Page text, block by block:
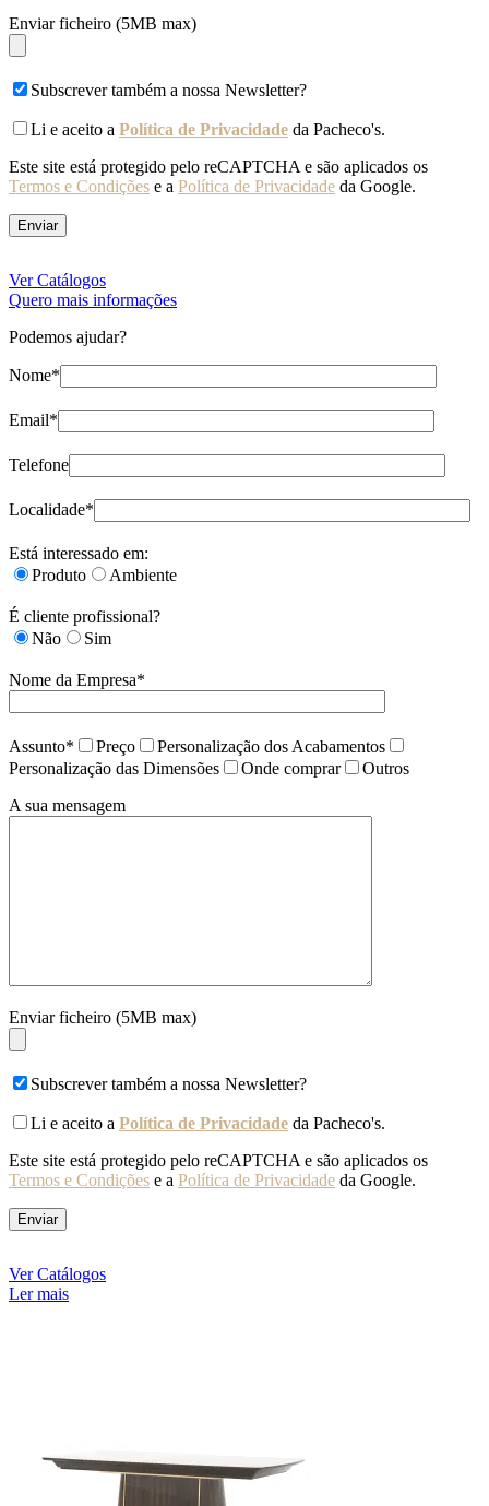
Enviar ficheiro (5MB max)
Subscrever também a nossa Newsletter?
Li e aceito a Política de Privacidade da Pacheco's.
Este site está protegido pelo reCAPTCHA e são aplicados os
Termos e Condições e a Política de Privacidade da Google.
Ver Catálogos
Quero mais informações
Podemos ajudar?
Nome*
Email*
Telefone
Localidade*
Está interessado em:
Produto
Ambiente
É cliente profissional?
Não
Sim
Nome da Empresa*
Assunto* Preço
Personalização dos Acabamentos
Personalização das Dimensões
Onde comprar
Outros
A sua mensagem
Enviar ficheiro (5MB max)
Subscrever também a nossa Newsletter?
Li e aceito a Política de Privacidade da Pacheco's.
Este site está protegido pelo reCAPTCHA e são aplicados os
Termos e Condições e a Política de Privacidade da Google.
Ver Catálogos
Ler mais